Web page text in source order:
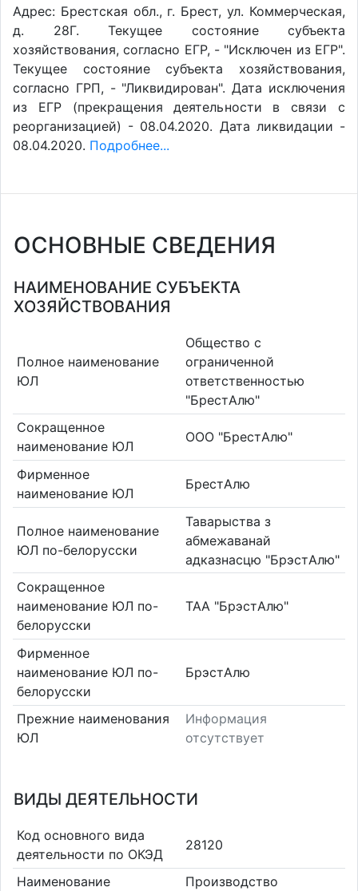
Адрес: Брестская обл., г. Брест, ул. Коммерческая,
д. 28Г. Текущее состояние субъекта
хозяйствования, согласно ЕГР, - "Исключен из ЕГР".
Текущее состояние субъекта хозяйствования,
согласно ГРП, - "Ликвидирован". Дата исключения
из ЕГР (прекращения деятельности в связи с
реорганизацией) - 08.04.2020. Дата ликвидации -
08.04.2020. Подробнее...
ОСНОВНЫЕ СВЕДЕНИЯ
НАИМЕНОВАНИЕ СУБЪЕКТА
ХОЗЯЙСТВОВАНИЯ
Полное наименование
ЮЛ
Общество с
ограниченной
ответственностью
"БрестАлю"
Сокращенное
наименование ЮЛ
ООО "БрестАлю"
Фирменное
наименование ЮЛ
БрестАлю
Полное наименование
ЮЛ по-белорусски
Таварыства з
абмежаванай
адказнасцю "БрэстАлю"
Сокращенное
наименование ЮЛ по-
белорусски
ТАА "БрэстАлю"
Фирменное
наименование ЮЛ по-
белорусски
БрэстАлю
Прежние наименования
ЮЛ
Информация
отсутствует
ВИДЫ ДЕЯТЕЛЬНОСТИ
Код основного вида
деятельности по ОКЭД
28120
Наименование
Производство